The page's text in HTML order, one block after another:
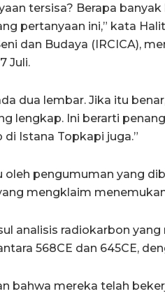
tersisa? Berapa
pertanyaan ini,” kata
dan Budaya (IRCICA),
Juli.
dua lembar. Jika itu
lengkap. Ini berarti
Istana Topkapi juga.”
oleh pengumuman yang
mengklaim
analisis radiokarbon
568CE dan 645CE,
bahwa mereka telah